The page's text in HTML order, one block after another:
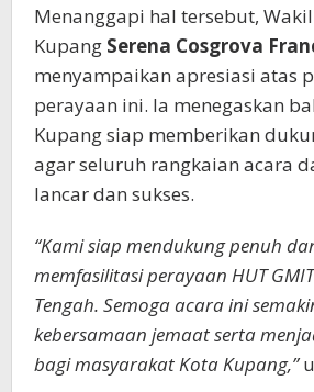
Menanggapi hal tersebut,
Kupang Serena Cosgrova
menyampaikan apresiasi atas
perayaan ini. Ia menegaskan
Kupang siap memberikan
agar seluruh rangkaian acara
lancar dan sukses.
“Kami siap mendukung penuh
memfasilitasi perayaan HUT GMIT
Tengah. Semoga acara ini
kebersamaan jemaat serta
bagi masyarakat Kota Kupang,”